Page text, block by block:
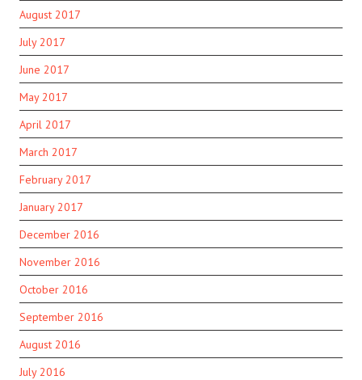
August 2017
July 2017
June 2017
May 2017
April 2017
March 2017
February 2017
January 2017
December 2016
November 2016
October 2016
September 2016
August 2016
July 2016